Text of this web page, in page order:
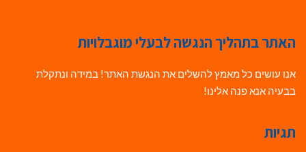
האתר בתהליך הנגשה לבעלי מוגבלויות
אנו עושים כל מאמץ להשלים את הנגשת האתר! במידה ונתקלת
בבעיה אנא פנה אלינו!
תגיות